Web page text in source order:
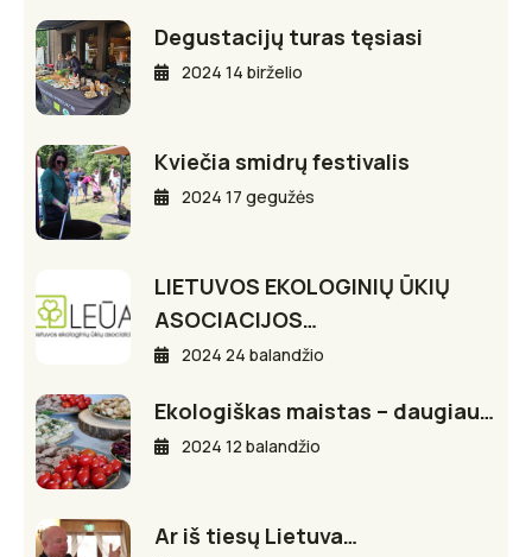
Degustacijų turas tęsiasi
2024 14 birželio
Kviečia smidrų festivalis
2024 17 gegužės
LIETUVOS EKOLOGINIŲ ŪKIŲ
ASOCIACIJOS…
2024 24 balandžio
Ekologiškas maistas – daugiau…
2024 12 balandžio
Ar iš tiesų Lietuva…